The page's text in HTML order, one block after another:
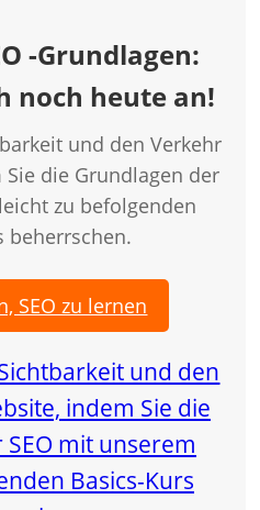
-Grundlagen:
noch heute an!
und den Verkehr
die Grundlagen der
zu befolgenden
beherrschen.
SEO zu lernen